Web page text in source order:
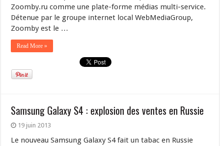
Zoomby.ru comme une plate-forme médias multi-service.
Détenue par le groupe internet local WebMediaGroup,
Zoomby est le …
Read More »
Samsung Galaxy S4 : explosion des ventes en Russie
19 juin 2013
Le nouveau Samsung Galaxy S4 fait un tabac en Russie